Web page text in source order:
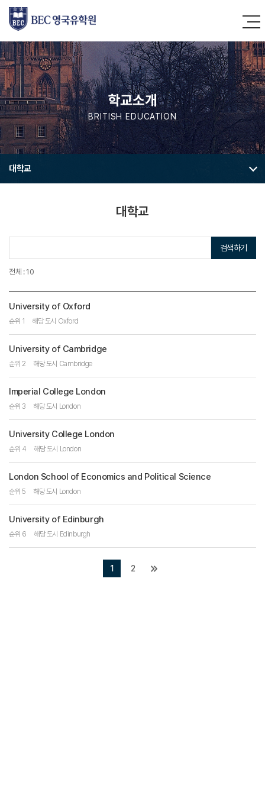
학교소개
BRITISH EDUCATION
대학교
대학교
전체 : 10
검색하기
University of Oxford
순위 1 해당 도시 Oxford
University of Cambridge
순위 2 해당 도시 Cambridge
Imperial College London
순위 3 해당 도시 London
University College London
순위 4 해당 도시 London
London School of Economics and Political Science
순위 5 해당 도시 London
University of Edinburgh
순위 6 해당 도시 Edinburgh
1 2